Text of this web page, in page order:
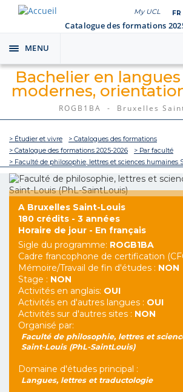
My UCL FR
Catalogue des formations
Toggle
navigation
MENU
Bachelier en
modernes,
ROGB1BA - Bruxelles
> Étudier et vivre
> Catalogues des formations
> Catalogue des formations 2025-2026
> Par faculté
> Faculté de philosophie, lettres et sciences humaines
A Bruxelles Saint-Louis
180 crédits - 3 années
Horaire de jour - En français
Sigle du programme: ROGB1BA
Cadre francophone de certification
Mémoire/Travail de fin d'études : NON
Stage : NON
Activités en anglais: OUI
Activités en d'autres langues : OUI
Activités sur d'autres sites : NON
Organisé par:
Faculté de philosophie, lettres et
Saint-Louis (PhL-SaintLouis)
Domaine d'études principal :
Langues, lettres et traductologie